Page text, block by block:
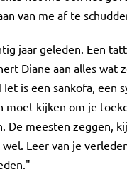
van me af te
jaar geleden. Een
Diane aan alles wat
is een sankofa, een
moet kijken om je
De meesten zeggen,
Leer van je